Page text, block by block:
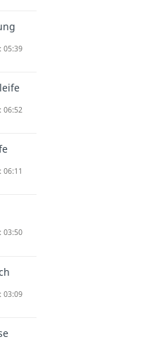
05:39
06:52
03:50
03:09